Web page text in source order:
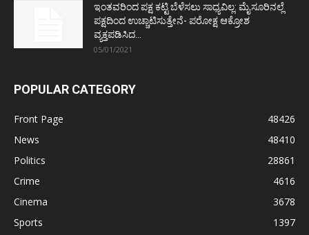
ಇಂತವರಿಂದ ಪಕ್ಷ ಕಟ್ಟಿ ಬೆಳೆಸಲು ಸಾಧ್ಯವಿಲ್ಲ: ಮೈಸೂರಿನಲ್ಲೆ
ಪಕ್ಷದಿಂದ ಉಚ್ಚಾಟಿಸುತ್ತೇನೆ- ಪರೋಕ್ಷ ಆಕ್ರೋಶ
ವ್ಯಕ್ತಪಡಿಸಿದ...
05/01/2021
POPULAR CATEGORY
Front Page
48426
News
48410
Politics
28861
Crime
4616
Cinema
3678
Sports
1397